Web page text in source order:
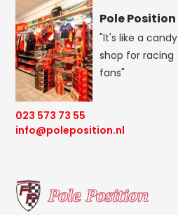
Pole Position
"It's like a candy
shop for racing
fans"
023 573 73 55
info@poleposition.nl